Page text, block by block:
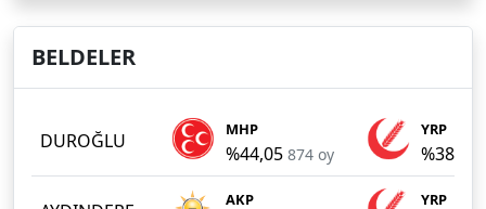
BELDELER
DUROĞLU MHP
%44,05 874 oy
YRP
%38,86
AKP YRP